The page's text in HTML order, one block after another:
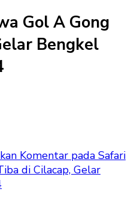
Gol A Gong
Bengkel
Komentar pada Safari
di Cilacap, Gelar